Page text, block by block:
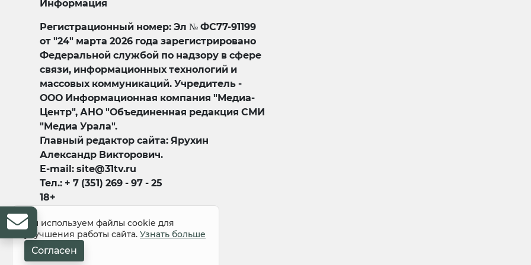
Информация
Регистрационный номер: Эл № ФС77-91199
от "24" марта 2026 года зарегистрировано
Федеральной службой по надзору в сфере
связи, информационных технологий и
массовых коммуникаций. Учредитель -
ООО Информационная компания "Медиа-
Центр", АНО "Объединенная редакция СМИ
"Медиа Урала".
Главный редактор сайта: Ярухин
Александр Викторович.
E-mail: site@31tv.ru
Тел.: + 7 (351) 269 - 97 - 25
18+
Мы используем файлы cookie для
улучшения работы сайта. Узнать больше
Согласен